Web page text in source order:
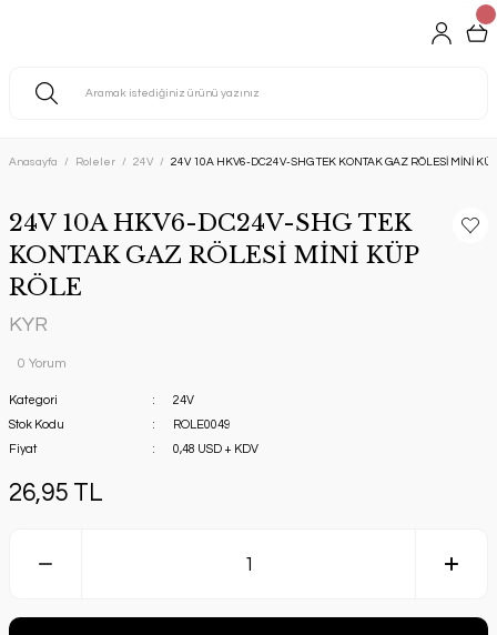
Anasayfa Roleler 24V 24V 10A HKV6-DC24V-SHG TEK KONTAK GAZ RÖLESİ MİNİ
24V 10A HKV6-DC24V-SHG TEK
KONTAK GAZ RÖLESİ MİNİ KÜP
RÖLE
KYR
0 Yorum
Kategori
24V
Stok Kodu
ROLE0049
Fiyat
0,48 USD + KDV
26,95 TL